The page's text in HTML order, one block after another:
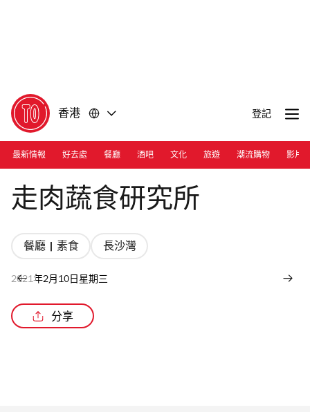
香港 登記
最新情報 好去處 餐廳 酒吧 文化 旅遊 潮流購物 影片
Photograph: Luke
走肉蔬食研究所
餐廳 | 素食 長沙灣
2021年2月10日星期三
分享